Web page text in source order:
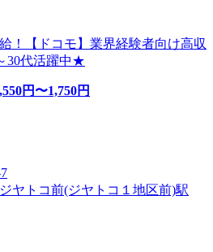
！【ドコモ】業界経験者向け高収
30代活躍中★
円〜1,750円
ヤトコ前(ジヤトコ１地区前)駅